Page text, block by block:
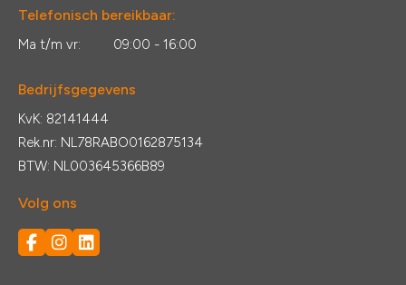
Telefonisch bereikbaar:
Ma t/m vr: 09:00 - 16:00
Bedrijfsgegevens
KvK: 82141444
Rek.nr: NL78RABO0162875134
BTW: NL003645366B89
Volg ons